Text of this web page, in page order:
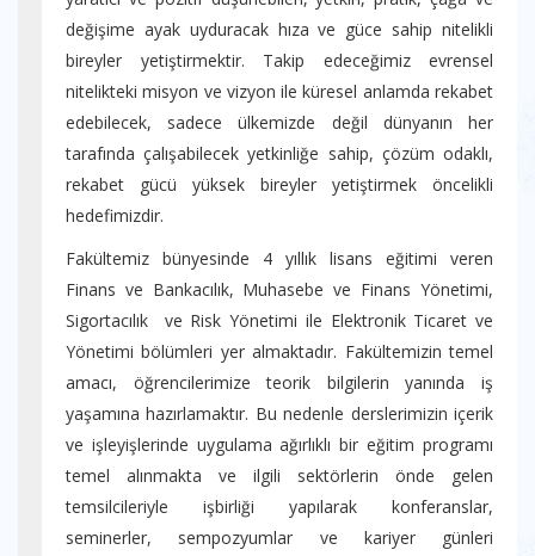
değişime ayak uyduracak hıza ve güce sahip nitelikli
bireyler yetiştirmektir. Takip edeceğimiz evrensel
nitelikteki misyon ve vizyon ile küresel anlamda rekabet
edebilecek, sadece ülkemizde değil dünyanın her
tarafında çalışabilecek yetkinliğe sahip, çözüm odaklı,
rekabet gücü yüksek bireyler yetiştirmek öncelikli
hedefimizdir.
Fakültemiz bünyesinde 4 yıllık lisans eğitimi veren
Finans ve Bankacılık, Muhasebe ve Finans Yönetimi,
Sigortacılık ve Risk Yönetimi ile Elektronik Ticaret ve
Yönetimi bölümleri yer almaktadır. Fakültemizin temel
amacı, öğrencilerimize teorik bilgilerin yanında iş
yaşamına hazırlamaktır. Bu nedenle derslerimizin içerik
ve işleyişlerinde uygulama ağırlıklı bir eğitim programı
temel alınmakta ve ilgili sektörlerin önde gelen
temsilcileriyle işbirliği yapılarak konferanslar,
seminerler, sempozyumlar ve kariyer günleri